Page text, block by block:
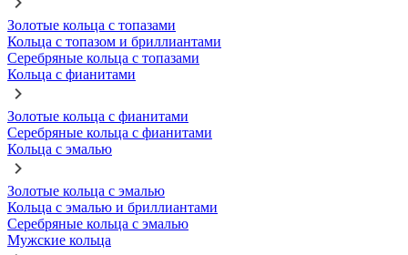
Золотые кольца с топазами
Кольца с топазом и бриллиантами
Серебряные кольца с топазами
Кольца с фианитами
Золотые кольца с фианитами
Серебряные кольца с фианитами
Кольца с эмалью
Золотые кольца с эмалью
Кольца с эмалью и бриллиантами
Серебряные кольца с эмалью
Мужские кольца